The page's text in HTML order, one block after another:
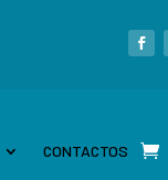
CONTACTOS